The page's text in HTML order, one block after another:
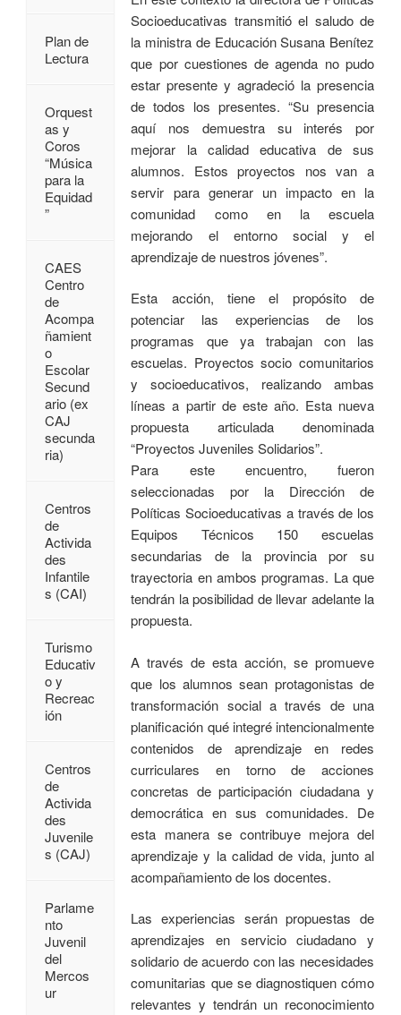
Socioeducativas transmitió el saludo de
la ministra de Educación Susana Benítez
que por cuestiones de agenda no pudo
estar presente y agradeció la presencia
de todos los presentes. “Su presencia
aquí nos demuestra su interés por
mejorar la calidad educativa de sus
alumnos. Estos proyectos nos van a
servir para generar un impacto en la
comunidad como en la escuela
mejorando el entorno social y el
aprendizaje de nuestros jóvenes”.
Esta acción, tiene el propósito de
potenciar las experiencias de los
programas que ya trabajan con las
escuelas. Proyectos socio comunitarios
y socioeducativos, realizando ambas
líneas a partir de este año. Esta nueva
propuesta articulada denominada
“Proyectos Juveniles Solidarios”.
Para este encuentro, fueron
seleccionadas por la Dirección de
Políticas Socioeducativas a través de los
Equipos Técnicos 150 escuelas
secundarias de la provincia por su
trayectoria en ambos programas. La que
tendrán la posibilidad de llevar adelante la
propuesta.
A través de esta acción, se promueve
que los alumnos sean protagonistas de
transformación social a través de una
planificación qué integré intencionalmente
contenidos de aprendizaje en redes
curriculares en torno de acciones
concretas de participación ciudadana y
democrática en sus comunidades. De
esta manera se contribuye mejora del
aprendizaje y la calidad de vida, junto al
acompañamiento de los docentes.
Las experiencias serán propuestas de
aprendizajes en servicio ciudadano y
solidario de acuerdo con las necesidades
comunitarias que se diagnostiquen cómo
relevantes y tendrán un reconocimiento
Plan de
Lectura
Orquest
as y
Coros
“Música
para la
Equidad
”
CAES
Centro
de
Acompa
ñamient
o
Escolar
Secund
ario (ex
CAJ
secunda
ria)
Centros
de
Activida
des
Infantile
s (CAI)
Turismo
Educativ
o y
Recreac
ión
Centros
de
Activida
des
Juvenile
s (CAJ)
Parlame
nto
Juvenil
del
Mercos
ur